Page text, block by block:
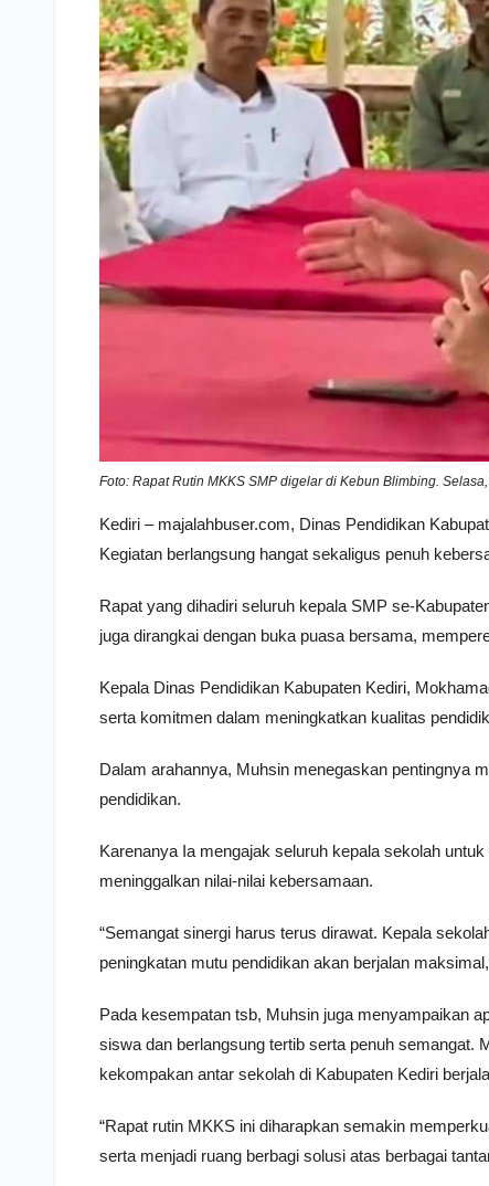
Foto: Rapat Rutin MKKS SMP digelar di Kebun Blimbing.
Kediri – majalahbuser.com, Dinas Pendidikan
Kegiatan berlangsung hangat sekaligus penuh
Rapat yang dihadiri seluruh kepala SMP se-
juga dirangkai dengan buka puasa bersama,
Kepala Dinas Pendidikan Kabupaten Kediri,
serta komitmen dalam meningkatkan kualitas
Dalam arahannya, Muhsin menegaskan pentingnya
pendidikan.
Karenanya Ia mengajak seluruh kepala sekolah
meninggalkan nilai-nilai kebersamaan.
“Semangat sinergi harus terus dirawat. Kepala
peningkatan mutu pendidikan akan berjalan
Pada kesempatan tsb, Muhsin juga menyampaikan
siswa dan berlangsung tertib serta penuh semangat.
kekompakan antar sekolah di Kabupaten Kediri
“Rapat rutin MKKS ini diharapkan semakin
serta menjadi ruang berbagi solusi atas berbagai